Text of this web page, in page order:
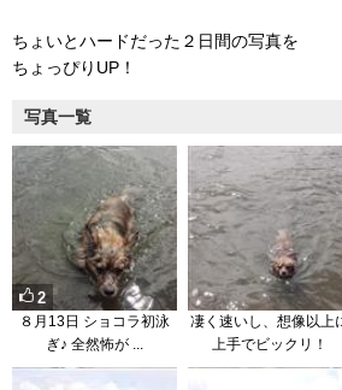
ちょいとハードだった２日間の写真を
ちょっぴりUP！
写真一覧
2
８月13日 ショコラ初泳
ぎ♪ 全然怖が ...
凄く速いし、想像以上
上手でビックリ！